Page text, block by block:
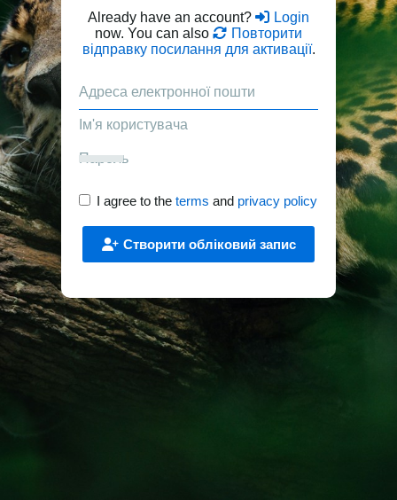
Already have an account?
Login
now. You can also
Повторити
відправку посилання для активації.
I agree to the terms and privacy policy
Створити обліковий запис